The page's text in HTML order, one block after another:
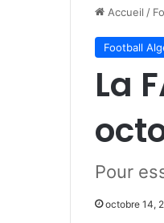
Accueil /
Football
La
Pour
octobre 14,